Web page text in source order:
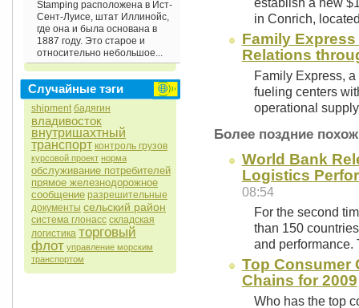
Stamping расположена в Ист-
Сент-Луисе, штат Иллинойс,
где она и была основана в
1887 году. Это старое и
относительно небольшое...
Случайные тэги
shipment бадягин
владивосток
внутришахтный
транспорт контроль грузов
курсовой проект норма
обслуживание потребителей
прямое железнодорожное
сообщение разрешительные
документы сельский район
система глонасс складская
логистика торговый
флот управление морским
транспортом
establish a new
in Conrich,
Family
Relations
Family Express,
fueling centers
operational
Более поздние
World Bank
Logistics
08:54
For the second
than 150
and
Top Consumer
Chains for 2009
Who has the top